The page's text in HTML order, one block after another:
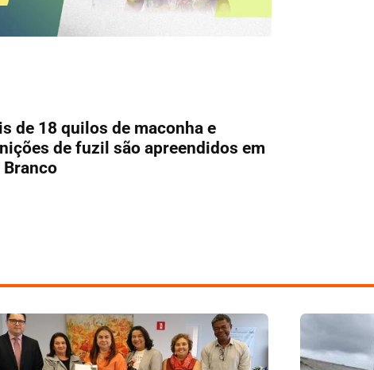
de 18 quilos de maconha e
de fuzil são apreendidos em
Branco